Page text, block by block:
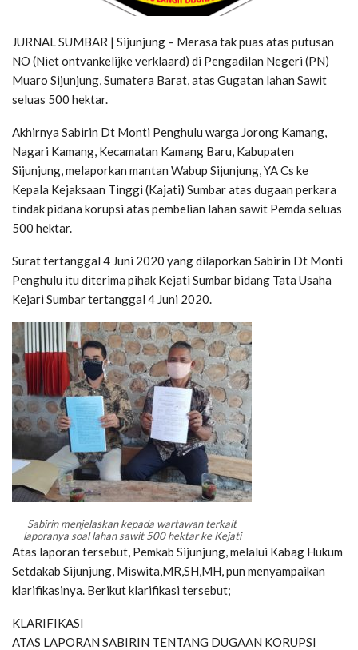
JURNAL SUMBAR | Sijunjung – Merasa tak puas atas putusan
NO (Niet ontvankelijke verklaard) di Pengadilan Negeri (PN)
Muaro Sijunjung, Sumatera Barat, atas Gugatan lahan Sawit
seluas 500 hektar.
Akhirnya Sabirin Dt Monti Penghulu warga Jorong Kamang,
Nagari Kamang, Kecamatan Kamang Baru, Kabupaten
Sijunjung, melaporkan mantan Wabup Sijunjung, YA Cs ke
Kepala Kejaksaan Tinggi (Kajati) Sumbar atas dugaan perkara
tindak pidana korupsi atas pembelian lahan sawit Pemda seluas
500 hektar.
Surat tertanggal 4 Juni 2020 yang dilaporkan Sabirin Dt Monti
Penghulu itu diterima pihak Kejati Sumbar bidang Tata Usaha
Kejari Sumbar tertanggal 4 Juni 2020.
Sabirin menjelaskan kepada wartawan terkait
laporanya soal lahan sawit 500 hektar ke Kejati
Atas laporan tersebut, Pemkab Sijunjung, melalui Kabag Hukum
Setdakab Sijunjung, Miswita,MR,SH,MH, pun menyampaikan
klarifikasinya. Berikut klarifikasi tersebut;
KLARIFIKASI
ATAS LAPORAN SABIRIN TENTANG DUGAAN KORUPSI